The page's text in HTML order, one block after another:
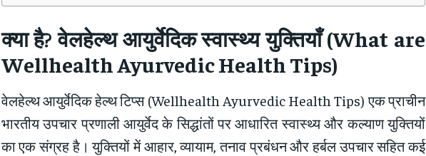
क्या है?वेलहेल्थ आयुर्वेदिक स्वास्थ्य युक्तियाँ(What are
Wellhealth Ayurvedic Health Tips)
वेलहेल्थ आयुर्वेदिक हेल्थ टिप्स (Wellhealth Ayurvedic Health Tips) एक प्राचीन
भारतीय उपचार प्रणाली आयुर्वेद के सिद्धांतों पर आधारित स्वास्थ्य और कल्याण युक्तियों
का एक संग्रह है। युक्तियों में आहार, व्यायाम, तनाव प्रबंधन और हर्बल उपचार सहित कई